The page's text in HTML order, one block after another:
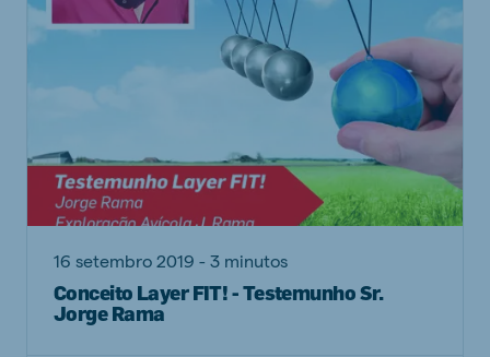
16 setembro 2019 - 3 minutos
Conceito Layer FIT! - Testemunho Sr.
Jorge Rama